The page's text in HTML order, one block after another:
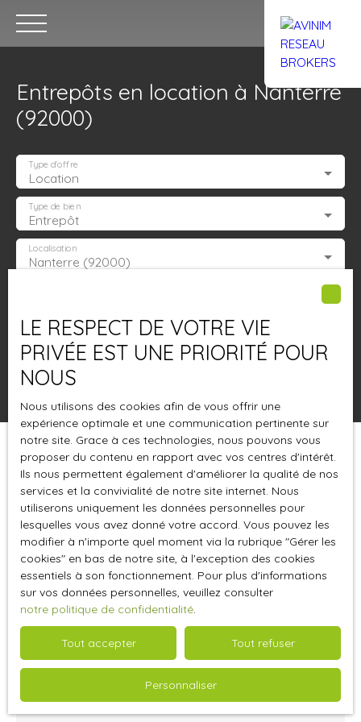
Accueil Acheter Trouver un
Estimation
Entrepôts en location à Nanterre
(92000)
Location
Type d'offre
Entrepôt
Type de bien
Nanterre (92000)
Localisation
Surface min (m²)
Pertinence
Trier par Créer une alerte
LE RESPECT DE VOTRE VIE
PRIVÉE EST UNE PRIORITÉ POUR
NOUS
Nous utilisons des cookies afin de vous offrir une
expérience optimale et une communication pertinente sur
notre site. Grace à ces technologies, nous pouvons vous
proposer du contenu en rapport avec vos centres d'intérêt.
Ils nous permettent également d'améliorer la qualité de nos
services et la convivialité de notre site internet. Nous
utiliserons uniquement les données personnelles pour
lesquelles vous avez donné votre accord. Vous pouvez les
modifier à n'importe quel moment via la rubrique ″Gérer les
cookies″ en bas de notre site, à l'exception des cookies
essentiels à son fonctionnement. Pour plus d'informations
sur vos données personnelles, veuillez consulter
notre politique de confidentialité.
Tout accepter Tout refuser
Personnaliser